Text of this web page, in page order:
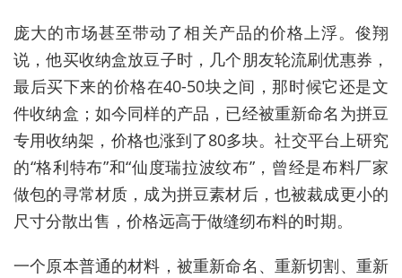
庞大的市场甚至带动了相关产品的价格上浮。俊翔
说，他买收纳盒放豆子时，几个朋友轮流刷优惠券，
最后买下来的价格在40-50块之间，那时候它还是文
件收纳盒；如今同样的产品，已经被重新命名为拼豆
专用收纳架，价格也涨到了80多块。社交平台上研究
的“格利特布”和“仙度瑞拉波纹布”，曾经是布料厂家
做包的寻常材质，成为拼豆素材后，也被裁成更小的
尺寸分散出售，价格远高于做缝纫布料的时期。
一个原本普通的材料，被重新命名、重新切割、重新